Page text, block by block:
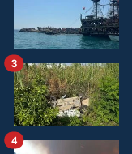
3
4